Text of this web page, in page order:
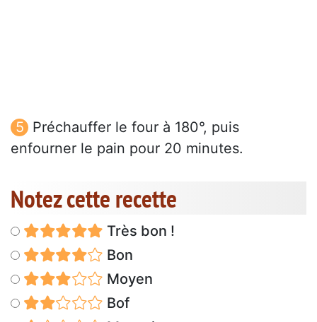
Préchauffer le four à 180°, puis
enfourner le pain pour 20 minutes.
Notez cette recette
Très bon !
Bon
Moyen
Bof